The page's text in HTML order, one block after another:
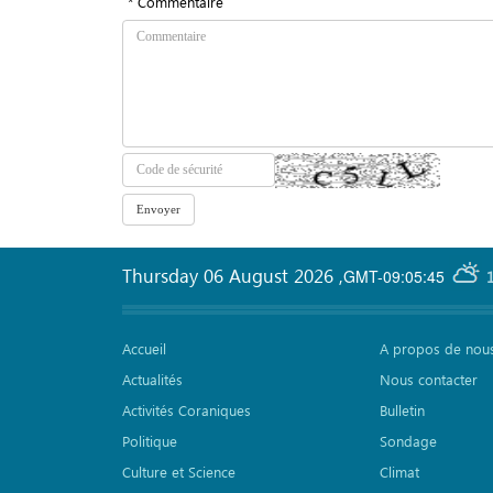
GMT-09:05:45
Thursday 06 August 2026 ,
Accueil
Actualités
Activités Coraniques
Politique
Culture et Science
A propos de
Nous contacter
Bulletin
Sondage
Climat